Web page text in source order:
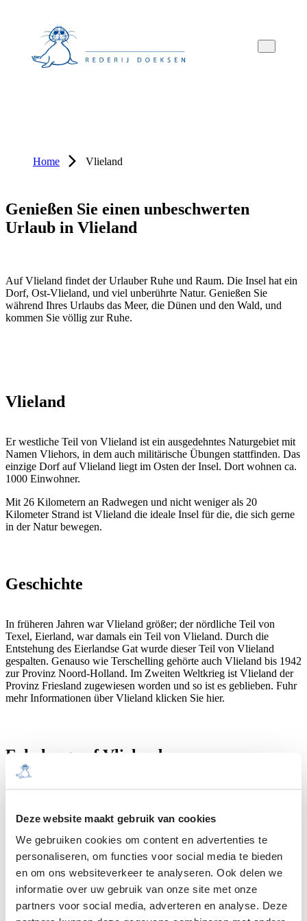
Deze website maakt gebruik van cookies
We gebruiken cookies om content en advertenties te
personaliseren, om functies voor social media te bieden
en om ons websiteverkeer te analyseren. Ook delen we
informatie over uw gebruik van onze site met onze
partners voor social media, adverteren en analyse. Deze
Overslaan
naar
hoofdnavigatie
Overslaan
naar
hoofdinhoud
Overslaan
naar
voettekstinhoud
Home Vlieland
Genießen Sie einen unbeschwerten
Urlaub in Vlieland
Auf Vlieland findet der Urlauber Ruhe und Raum. Die Insel hat ein
Dorf, Ost-Vlieland, und viel unberührte Natur. Genießen Sie
während Ihres Urlaubs das Meer, die Dünen und den Wald, und
kommen Sie völlig zur Ruhe.
Vlieland
Er westliche Teil von Vlieland ist ein ausgedehntes Naturgebiet mit
Namen Vliehors, in dem auch militärische Übungen stattfinden. Das
einzige Dorf auf Vlieland liegt im Osten der Insel. Dort wohnen ca.
1000 Einwohner.
Mit 26 Kilometern an Radwegen und nicht weniger als 20
Kilometer Strand ist Vlieland die ideale Insel für die, die sich gerne
in der Natur bewegen.
Geschichte
In früheren Jahren war Vlieland größer; der nördliche Teil von
Texel, Eierland, war damals ein Teil von Vlieland. Durch die
Entstehung des Eierlandse Gat wurde dieser Teil von Vlieland
gespalten. Genauso wie Terschelling gehörte auch Vlieland bis 1942
zur Provinz Noord-Holland. Im Zweiten Weltkrieg ist Vlieland der
Provinz Friesland zugewiesen worden und so ist es geblieben. Fuhr
mehr Informationen über Vlieland klicken Sie hier.
Erholung auf Vlieland
dieser Insel, also sind Radfahren und Spazieren eine prima
Auf dem Spazierpfad (kuierpaadje) können Sie beispielsweise alle
Vögel beobachten, die auf den Strandflächen zu sehen sind.
Des Weiteren eignet sich die Insel auch hervorragend für
Wassersportarten wie Surfen, Kitesurfen und sogar Sportangeln.